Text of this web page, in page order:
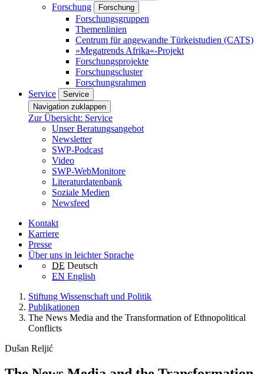
Forschung
Forschung
Forschungsgruppen
Themenlinien
Centrum für angewandte Türkeistudien (CATS)
»Megatrends Afrika«-Projekt
Forschungsprojekte
Forschungscluster
Forschungsrahmen
Service
Service
Navigation zuklappen
Zur Übersicht: Service
Unser Beratungsangebot
Newsletter
SWP-Podcast
Video
SWP-WebMonitore
Literaturdatenbank
Soziale Medien
Newsfeed
Kontakt
Karriere
Presse
Über uns in leichter Sprache
DE Deutsch
EN English
Stiftung Wissenschaft und Politik
Publikationen
The News Media and the Transformation of Ethnopolitical
Conflicts
Dušan Reljić